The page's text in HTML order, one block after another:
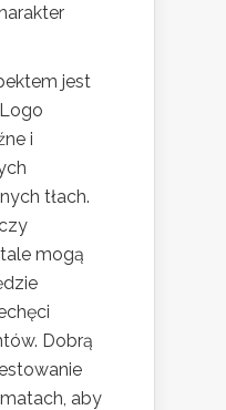
jest
i
tłach.
mogą
Dobrą
aby